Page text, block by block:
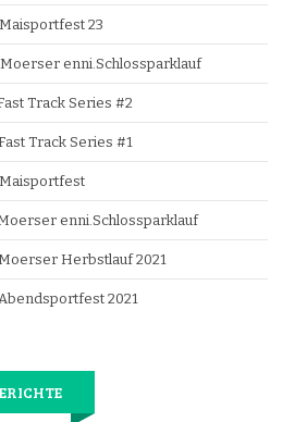
Maisportfest 23
Moerser enni.Schlossparklauf
Track Series #2
Track Series #1
Maisportfest
enni.Schlossparklauf
Herbstlauf 2021
Abendsportfest 2021